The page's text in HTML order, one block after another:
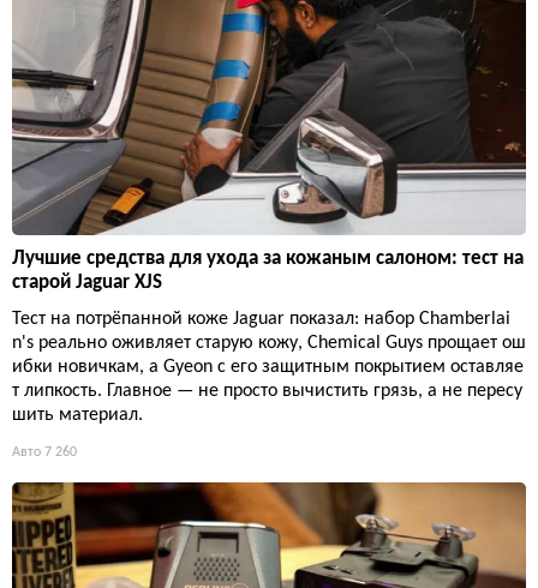
Лучшие средства для ухода за кожаным салоном: тест на
старой Jaguar XJS
Тест на потрёпанной коже Jaguar показал: набор Chamberlai
n's реально оживляет старую кожу, Chemical Guys прощает ош
ибки новичкам, а Gyeon с его защитным покрытием оставляе
т липкость. Главное — не просто вычистить грязь, а не пересу
шить материал.
Авто 7 260